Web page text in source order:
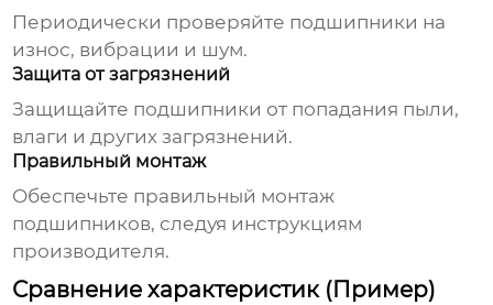
Периодически проверяйте подшипники на
износ, вибрации и шум.
Защита от загрязнений
Защищайте подшипники от попадания пыли,
влаги и других загрязнений.
Правильный монтаж
Обеспечьте правильный монтаж
подшипников, следуя инструкциям
производителя.
Сравнение характеристик (Пример)